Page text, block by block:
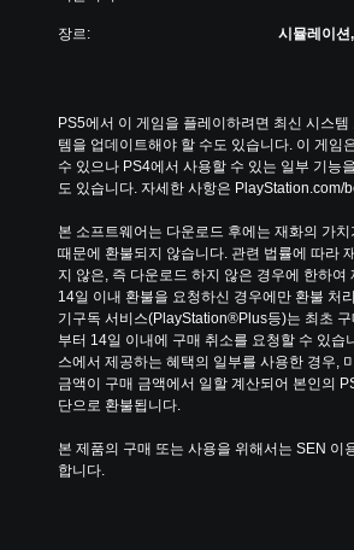
장르: 시뮬레이션
PS5에서 이 게임을 플레이하려면 최신 시스
템을 업데이트해야 할 수도 있습니다. 이 게임
수 있으나 PS4에서 사용할 수 있는 일부 기능
도 있습니다. 자세한 사항은 PlayStation.com/
본 소프트웨어는 다운로드 후에는 재화의 가치
때문에 환불되지 않습니다. 관련 법률에 따라
지 않은, 즉 다운로드 하지 않은 경우에 한하여
14일 이내 환불을 요청하신 경우에만 환불 처
기구독 서비스(PlayStation®Plus등)는 최초
부터 14일 이내에 구매 취소를 요청할 수 있습
스에서 제공하는 혜택의 일부를 사용한 경우,
금액이 구매 금액에서 일할 계산되어 본인의
단으로 환불됩니다.
본 제품의 구매 또는 사용을 위해서는 SEN 이
합니다.